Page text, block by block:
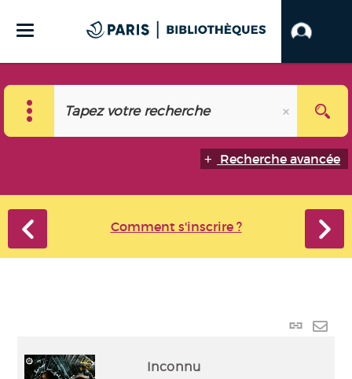
Recherche avancée
Comment s'inscrire ?
Lien
Inconnu